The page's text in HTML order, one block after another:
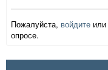
Пожалуйста, войдите или
опросе.